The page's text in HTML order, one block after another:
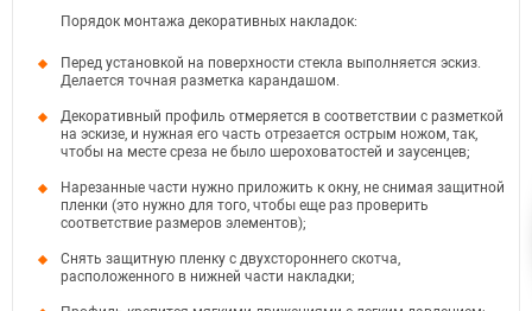
Порядок монтажа декоративных накладок:
Перед установкой на поверхности стекла выполняется эскиз.
Делается точная разметка карандашом.
Декоративный профиль отмеряется в соответствии с разметкой
на эскизе, и нужная его часть отрезается острым ножом, так,
чтобы на месте среза не было шероховатостей и заусенцев;
Нарезанные части нужно приложить к окну, не снимая защитной
пленки (это нужно для того, чтобы еще раз проверить
соответствие размеров элементов);
Снять защитную пленку с двухстороннего скотча,
расположенного в нижней части накладки;